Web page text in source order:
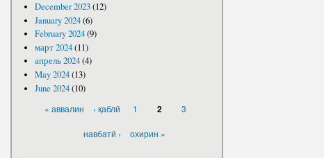
December 2023(12)
January 2024(6)
February 2024(9)
март 2024(11)
апрель 2024(4)
May 2024(13)
June 2024(10)
« аввалин ‹ қаблӣ 1 2 3
навбатӣ › охирин »